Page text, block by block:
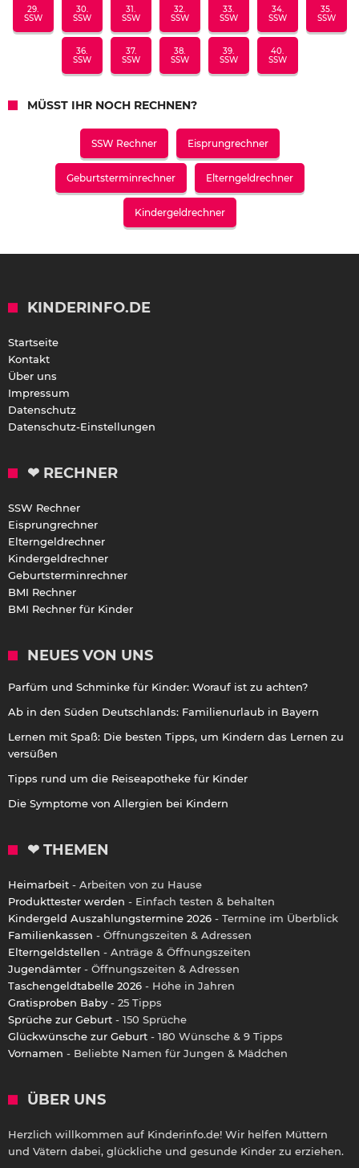
29.
SSW
30.
SSW
31.
SSW
32.
SSW
33.
SSW
34.
SSW
35.
SSW
36.
SSW
37.
SSW
38.
SSW
39.
SSW
40.
SSW
MÜSST IHR NOCH RECHNEN?
SSW Rechner Eisprungrechner
Geburtsterminrechner Elterngeldrechner
Kindergeldrechner
KINDERINFO.DE
Startseite
Kontakt
Über uns
Impressum
Datenschutz
Datenschutz-Einstellungen
❤ RECHNER
SSW Rechner
Eisprungrechner
Elterngeldrechner
Kindergeldrechner
Geburtsterminrechner
BMI Rechner
BMI Rechner für Kinder
NEUES VON UNS
Parfüm und Schminke für Kinder: Worauf ist zu achten?
Ab in den Süden Deutschlands: Familienurlaub in Bayern
Lernen mit Spaß: Die besten Tipps, um Kindern das Lernen zu
versüßen
Tipps rund um die Reiseapotheke für Kinder
Die Symptome von Allergien bei Kindern
❤ THEMEN
Heimarbeit - Arbeiten von zu Hause
Produkttester werden - Einfach testen & behalten
Kindergeld Auszahlungstermine 2026 - Termine im Überblick
Familienkassen - Öffnungszeiten & Adressen
Elterngeldstellen - Anträge & Öffnungszeiten
Jugendämter - Öffnungszeiten & Adressen
Taschengeldtabelle 2026 - Höhe in Jahren
Gratisproben Baby - 25 Tipps
Sprüche zur Geburt - 150 Sprüche
Glückwünsche zur Geburt - 180 Wünsche & 9 Tipps
Vornamen - Beliebte Namen für Jungen & Mädchen
ÜBER UNS
Herzlich willkommen auf Kinderinfo.de! Wir helfen Müttern
und Vätern dabei, glückliche und gesunde Kinder zu erziehen.